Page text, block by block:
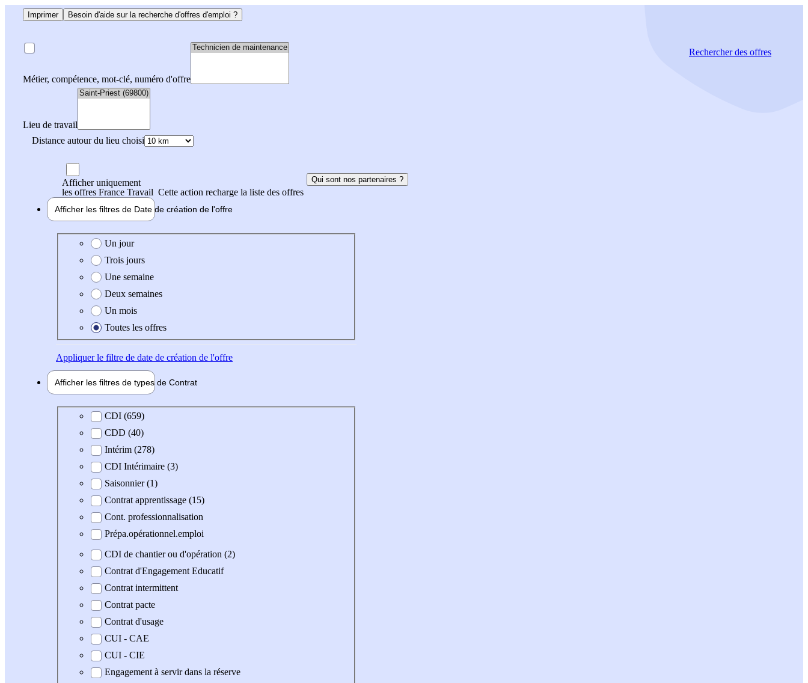
Imprimer Besoin d'aide sur la recherche d'offres d'emploi ?
Métier, compétence, mot-clé, numéro d'offre
Lieu de travail
Distance autour du lieu choisi
Rechercherdes offres
Afficher uniquement
les offres France Travail Cette action recharge la liste des offres
Qui sont nos partenaires ?
Afficher les filtres de Date de création de l'offre
Date de création de l'offre
Un jour
Trois jours
Une semaine
Deux semaines
Un mois
Toutes les offres
Appliquerle filtre de date de création de l'offre
Afficher les filtres de types de Contrat
Type de contratCDI (659)
CDD (40)
Intérim (278)
CDI Intérimaire (3)
Saisonnier (1)
Contrat apprentissage (15)
Cont. professionnalisation
Prépa.opérationnel.emploi
CDI de chantier ou d'opération (2)
Contrat d'Engagement Educatif
Contrat intermittent
Contrat pacte
Contrat d'usage
CUI - CAE
CUI - CIE
Engagement à servir dans la réserve